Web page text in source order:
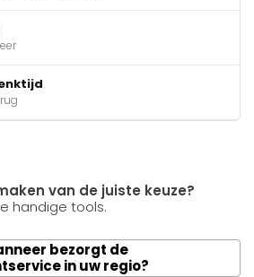
van de juiste keuze?
handige tools.
bezorgt de
in uw regio?